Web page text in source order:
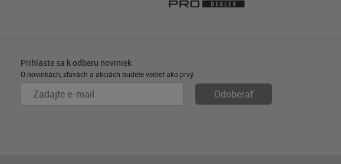
Prihláste sa k odberu noviniek
O novinkách, zľavách a akciách budete vedieť ako prvý.